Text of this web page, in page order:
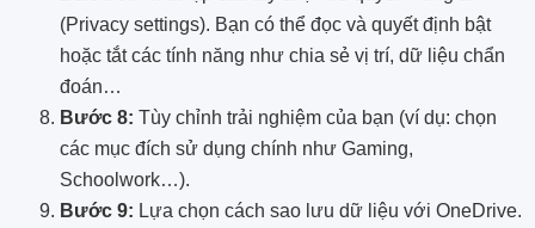
(Privacy settings). Bạn có thể đọc và quyết định bật
hoặc tắt các tính năng như chia sẻ vị trí, dữ liệu chẩn
đoán…
Bước 8: Tùy chỉnh trải nghiệm của bạn (ví dụ: chọn
các mục đích sử dụng chính như Gaming,
Schoolwork…).
Bước 9: Lựa chọn cách sao lưu dữ liệu với OneDrive.